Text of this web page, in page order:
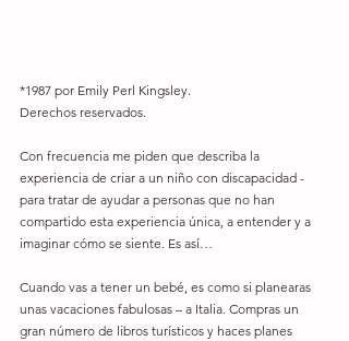
*1987 por Emily Perl Kingsley.
Derechos reservados.
Con frecuencia me piden que describa la
experiencia de criar a un niño con discapacidad -
para tratar de ayudar a personas que no han
compartido esta experiencia única, a entender y a
imaginar cómo se siente. Es así…
Cuando vas a tener un bebé, es como si planearas
unas vacaciones fabulosas – a Italia. Compras un
gran número de libros turísticos y haces planes